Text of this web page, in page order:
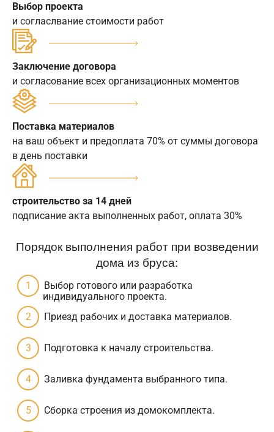
Выбор проекта
и согласлвание стоимости работ
Заключение договора
и согласование всех организационных моментов
Поставка материалов
на ваш объект и предоплата 70% от суммы договора
в день поставки
строительство за 14 дней
подписание акта выполненных работ, оплата 30%
Порядок выполнения работ при возведении
дома из бруса:
Выбор готового или разработка
индивидуального проекта.
Приезд рабочих и доставка материалов.
Подготовка к началу строительства.
Заливка фундамента выбранного типа.
Сборка строения из домокомплекта.